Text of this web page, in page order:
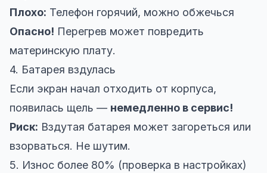
Плохо: Телефон горячий, можно обжечься
Опасно! Перегрев может повредить
материнскую плату.
4. Батарея вздулась
Если экран начал отходить от корпуса,
появилась щель — немедленно в сервис!
Риск: Вздутая батарея может загореться или
взорваться. Не шутим.
5. Износ более 80% (проверка в настройках)